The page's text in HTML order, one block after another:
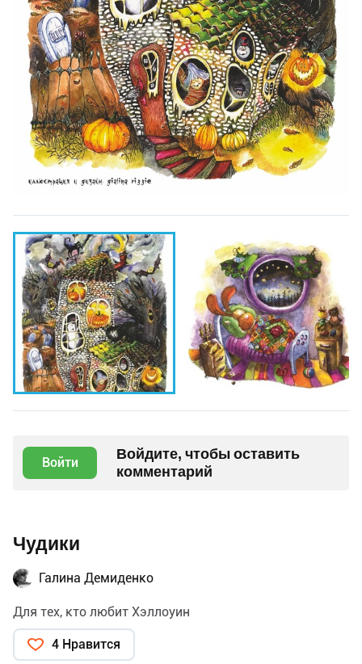
Войти
Войдите, чтобы оставить
комментарий
Чудики
Галина Демиденко
Для тех, кто любит Хэллоуин
4 Нравится